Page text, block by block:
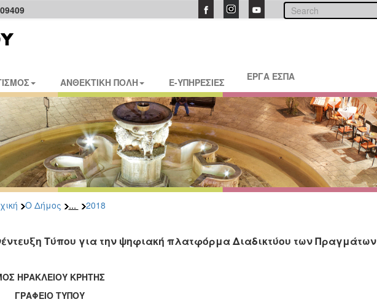
ΑΝΘΕΚΤΙΚΗ ΠΟΛΗ E-ΥΠΗΡΕΣΙΕΣ ΕΡΓΑ ΕΣΠΑ
Ο Δήμος ... 2018
Τύπου για την ψηφιακή πλατφόρμα Διαδικτύου των Πραγμάτων
ΗΡΑΚΛΕΙΟΥ ΚΡΗΤΗΣ
ΤΥΠΟΥ